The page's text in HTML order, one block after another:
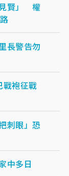
見賢」 權
長警告勿
袍征戰
刺眼」恐
中多日